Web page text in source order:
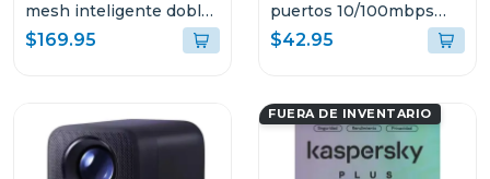
mesh inteligente doble
banda a1900 3 pack
$169.95
puertos 10/100mbps
para montaje en rack
tlsf10
$42.95
FUERA DE INVENTARIO